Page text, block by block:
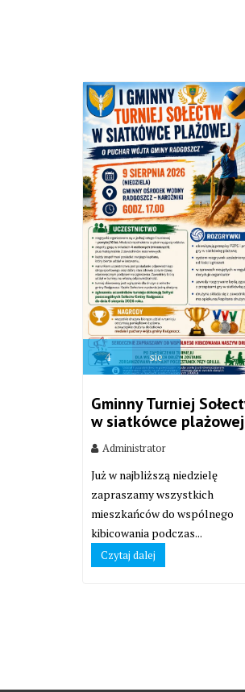
4 sie
Gminny Turniej
w siatkówce plażowej
Administrator
Już w najbliższą niedzielę
zapraszamy wszystkich
mieszkańców do wspólnego
kibicowania podczas...
Czytaj dalej